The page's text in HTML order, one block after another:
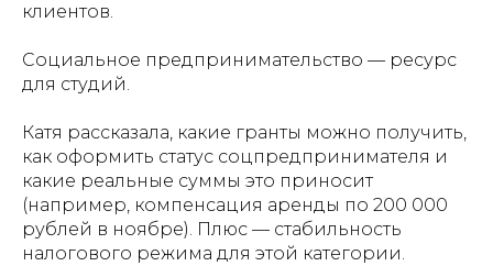
клиентов.
Социальное предпринимательство — ресурс
для студий.
Катя рассказала, какие гранты можно получить,
как оформить статус соцпредпринимателя и
какие реальные суммы это приносит
(например, компенсация аренды по 200 000
рублей в ноябре). Плюс — стабильность
налогового режима для этой категории.